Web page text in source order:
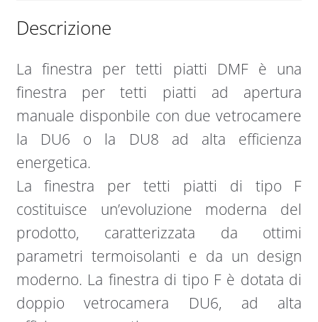
Descrizione
La finestra per tetti piatti DMF è una
finestra per tetti piatti ad apertura
manuale disponbile con due vetrocamere
la DU6 o la DU8 ad alta efficienza
energetica.
La finestra per tetti piatti di tipo F
costituisce un’evoluzione moderna del
prodotto, caratterizzata da ottimi
parametri termoisolanti e da un design
moderno. La finestra di tipo F è dotata di
doppio vetrocamera DU6, ad alta